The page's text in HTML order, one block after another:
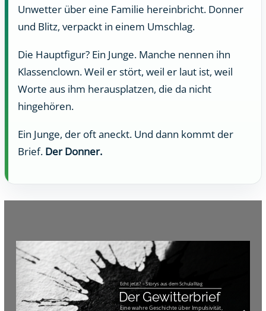
Unwetter über eine Familie hereinbricht. Donner
und Blitz, verpackt in einem Umschlag.
Die Hauptfigur? Ein Junge. Manche nennen ihn
Klassenclown. Weil er stört, weil er laut ist, weil
Worte aus ihm herausplatzen, die da nicht
hingehören.
Ein Junge, der oft aneckt. Und dann kommt der
Brief. Der Donner.